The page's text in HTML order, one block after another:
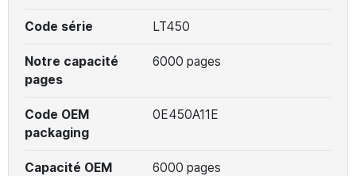
Code série LT450
Notre capacité
pages
6000 pages
Code OEM
packaging
0E450A11E
Capacité OEM
6000 pages